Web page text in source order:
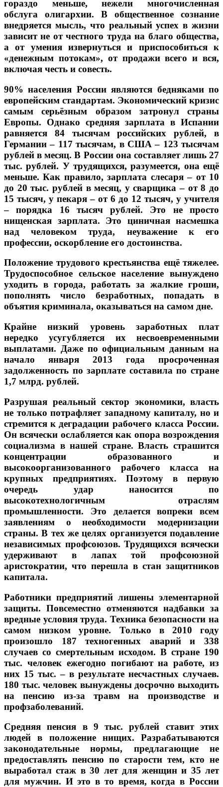
гораздо меньше, нежели многочисленная
обслуга олигархии. В общественное сознание
внедряется мысль, что реальный успех в жизни
зависит не от честного труда на благо общества,
а от умения извернуться и приспособиться к
«денежным потокам», от продажи всего и вся,
включая честь и совесть.
90% населения России являются бедняками по
европейским стандартам. Экономический кризис
самым серьёзным образом затронул страны
Европы. Однако средняя зарплата в Испании
равняется 84 тысячам российских рублей, в
Германии – 117 тысячам, в США – 123 тысячам
рублей в месяц. В России она составляет лишь 27
тыс. рублей. У трудящихся, разумеется, она ещё
меньше. Как правило, зарплата слесаря – от 10
до 20 тыс. рублей в месяц, у сварщика – от 8 до
15 тысяч, у пекаря – от 6 до 12 тысяч, у учителя
– порядка 16 тысяч рублей. Это не просто
нищенская зарплата. Это циничная насмешка
над человеком труда, неуважение к его
профессии, оскорбление его достоинства.
Положение трудового крестьянства ещё тяжелее.
Трудоспособное сельское население вынуждено
уходить в города, работать за жалкие гроши,
пополнять число безработных, попадать в
объятия криминала, оказываться на самом дне.
Крайне низкий уровень заработных плат
нередко усугубляется их несвоевременными
выплатами. Даже по официальным данным на
начало января 2013 года просроченная
задолженность по зарплате составила по стране
1,7 млрд. рублей.
Разрушая реальный сектор экономики, власть
не только потрафляет западному капиталу, но и
стремится к деградации рабочего класса России.
Он всячески ослабляется как опора возрождения
социализма в нашей стране. Власть страшится
концентрации образованного и
высокоорганизованного рабочего класса на
крупных предприятиях. Поэтому в первую
очередь удар наносится по
высокотехнологичным отраслям
промышленности. Это делается вопреки всем
заявлениям о необходимости модернизации
страны. В тех же целях организуется подавление
независимых профсоюзов. Трудящихся всячески
удерживают в лапах той профсоюзной
аристократии, что перешла в стан защитников
капитала.
Работники предприятий лишены элементарной
защиты. Повсеместно отменяются надбавки за
вредные условия труда. Техника безопасности на
самом низком уровне. Только в 2010 году
произошло 187 техногенных аварий и 338
случаев со смертельным исходом. В стране 190
тыс. человек ежегодно погибают на работе, из
них 15 тыс. – в результате несчастных случаев.
180 тыс. человек вынуждены досрочно выходить
на пенсию из-за травм на производстве и
профзаболеваний.
Средняя пенсия в 9 тыс. рублей ставит этих
людей в положение нищих. Разрабатываются
законодательные нормы, предлагающие не
предоставлять пенсию по старости тем, кто не
выработал стаж в 30 лет для женщин и 35 лет
для мужчин. И это в то время, когда в России